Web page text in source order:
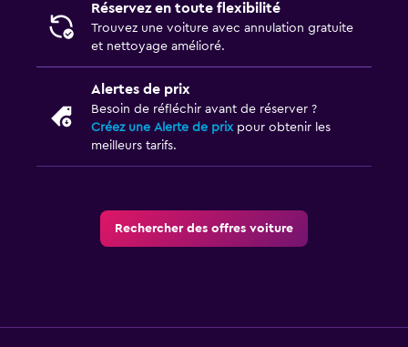
Réservez en toute flexibilité
Trouvez une voiture avec annulation gratuite
et nettoyage amélioré.
Alertes de prix
Besoin de réfléchir avant de réserver ?
Créez une Alerte de prixpour obtenir les
meilleurs tarifs.
Rechercher des offres voiture